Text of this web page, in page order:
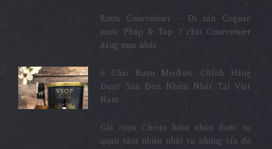
Rượu Courvoisier – Di sản Cognac
nước Pháp & Top 7 chai Courvoisier
đáng mua nhất
6 Chai Rượu Meukow Chính Hãng
Được Săn Đón Nhiều Nhất Tại Việt
Nam
Giá rượu Chivas luôn nhận được sự
quan tâm nhiều nhất từ những tín đồ